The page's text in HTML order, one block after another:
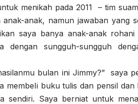
menikah pada 2011 – tim
anak, namun jawaban yang
saya banya anak-anak
dengan sungguh-sungguh
bulan ini Jimmy?” saya
membeIi buku tulis dan pensil
sendiri. Saya berniat untuk